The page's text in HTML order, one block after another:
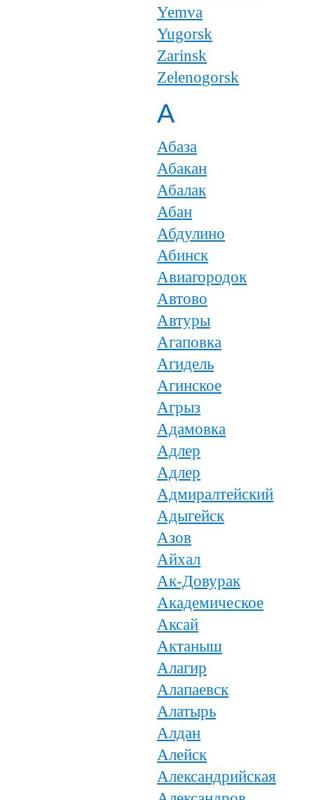
Yemva
Yugorsk
Zarinsk
Zelenogorsk
А
Абаза
Абакан
Абалак
Абан
Абдулино
Абинск
Авиагородок
Автово
Автуры
Агаповка
Агидель
Агинское
Агрыз
Адамовка
Адлер
Адлер
Адмиралтейский
Адыгейск
Азов
Айхал
Ак-Довурак
Академическое
Аксай
Актаныш
Алагир
Алапаевск
Алатырь
Алдан
Алейск
Александрийская